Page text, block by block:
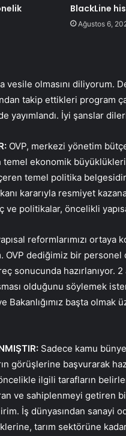
BlackLine
Ağustos 6,
vesile olmasını
takip ettikleri program
yayımlandı. İyi şanslar
OVP, merkezi yönetim
ekonomik
temel politika
kararıyla resmiyet
politikalar, öncelikli
reformlarımızı
dediğimiz bir personel
sonucunda hazırlanıyor.
olduğunu söylemek
Bakanlığımız başta olmak
Sadece kamu
görüşlerine başvurarak
öncelikle ilgili tarafların
ve sahiplenmeyi getiren
İş dünyasından sanayi
tarım sektörüne